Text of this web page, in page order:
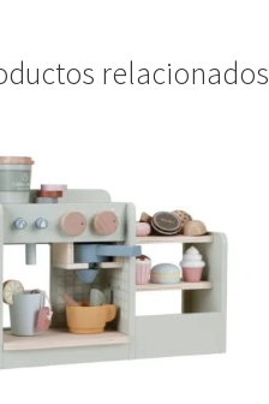
relacionados